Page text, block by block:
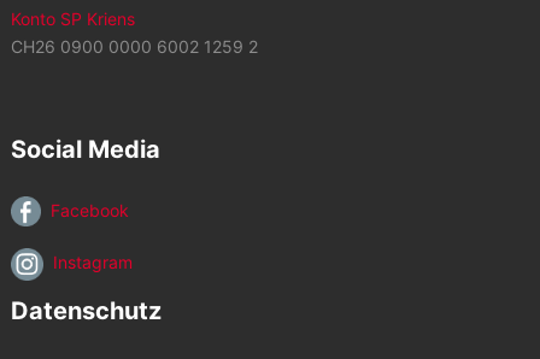
Konto SP Kriens
CH26 0900 0000 6002 1259 2
Social Media
Facebook
Instagram
Datenschutz